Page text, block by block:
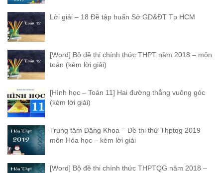
Lời giải – 18 Đề tập huấn Sở GD&ĐT Tp HCM
[Word] Bộ đề thi chính thức THPT năm 2018 – môn
toán (kèm lời giải)
[Hình học – Toán 11] Hai đường thẳng vuông góc
(kèm lời giải)
Trung tâm Đăng Khoa – Đề thi thử Thptqg 2019
môn Hóa học – kèm lời giải
[Word] Bộ đề thi chính thức THPTQG năm 2018 –